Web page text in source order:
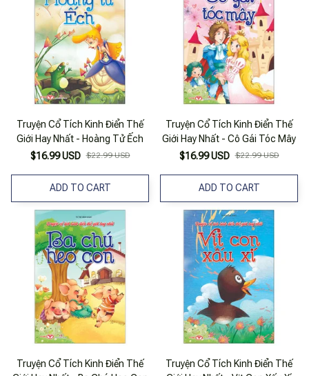
Truyện Cổ Tích Kinh Điển Thế
Giới Hay Nhất - Hoàng Tử Ếch
$16.99 USD $22.99 USD
ADD TO CART
Truyện Cổ Tích Kinh Điển Thế
Giới Hay Nhất - Cô Gái Tóc Mây
$16.99 USD $22.99 USD
ADD TO CART
Truyện Cổ Tích Kinh Điển Thế
Truyện Cổ Tích Kinh Điển Thế